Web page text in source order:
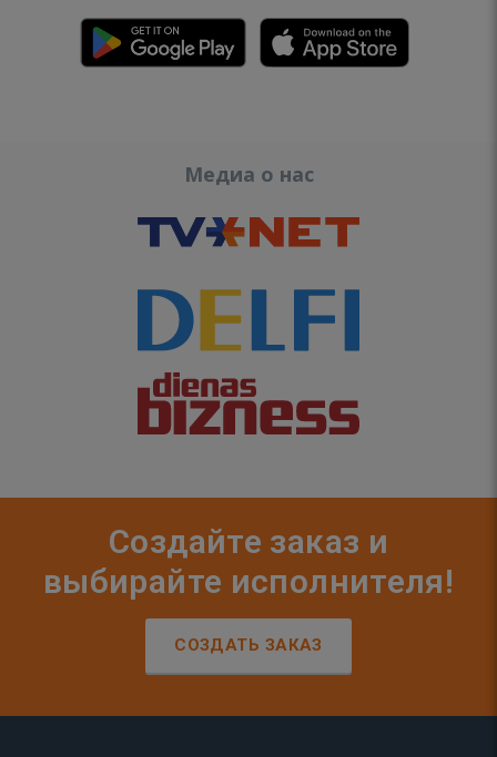
Медиа о нас
Создайте заказ и
выбирайте исполнителя!
СОЗДАТЬ ЗАКАЗ